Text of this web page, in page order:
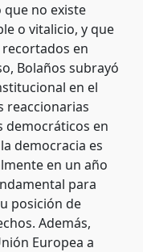
que no existe
o vitalicio, y que
en
Bolaños subrayó
en el
reaccionarias
democráticos en
democracia es
en un año
para
posición de
Además,
Europea a